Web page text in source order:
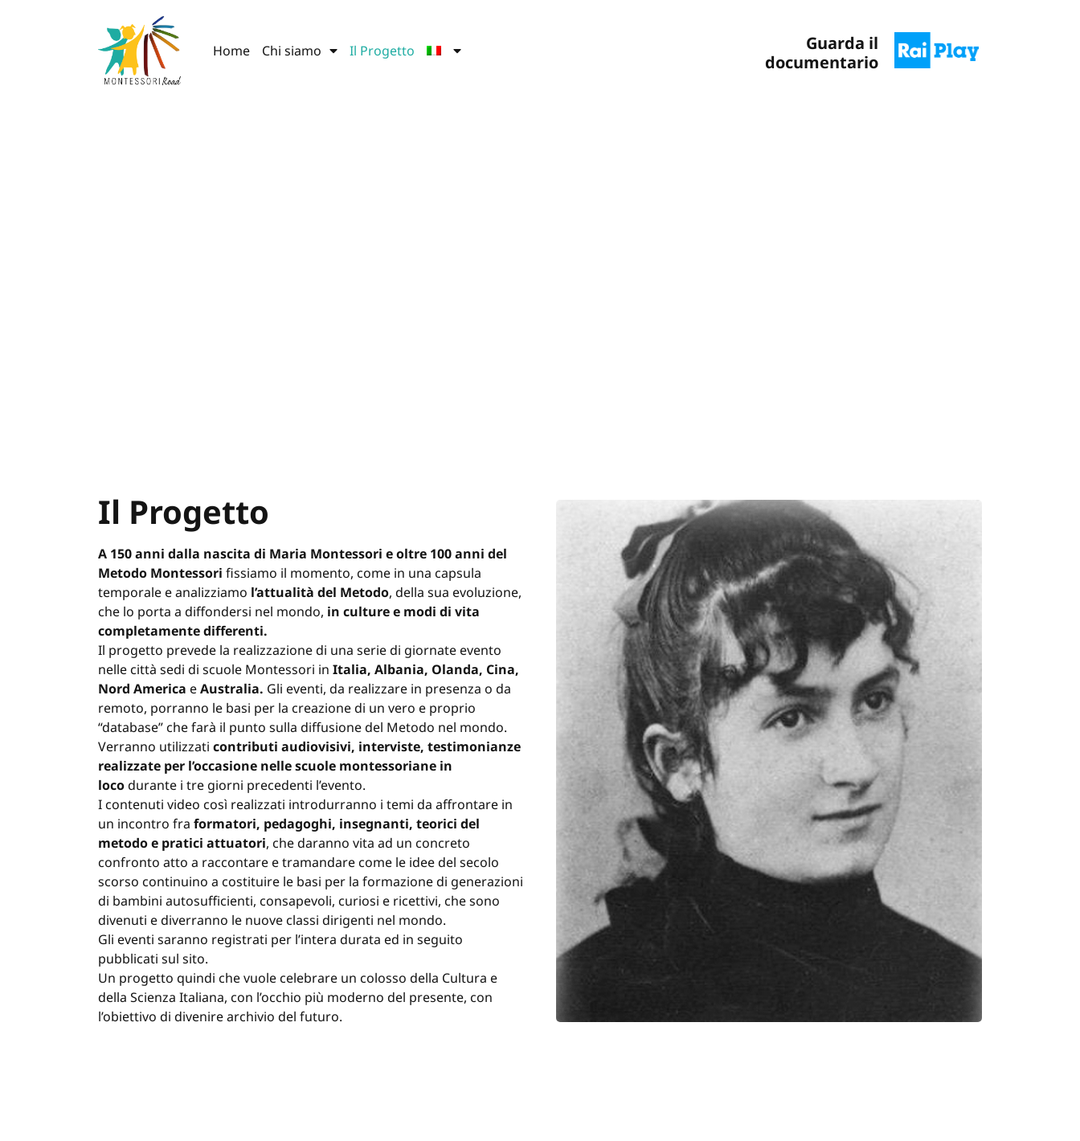
Home Chi siamo Il Progetto
Guarda il
documentario
Il Progetto
A 150 anni dalla nascita di Maria Montessori e oltre 100 anni del
Metodo Montessori fissiamo il momento, come in una capsula
temporale e analizziamo l’attualità del Metodo, della sua evoluzione,
che lo porta a diffondersi nel mondo, in culture e modi di vita
completamente differenti.
Il progetto prevede la realizzazione di una serie di giornate evento
nelle città sedi di scuole Montessori in Italia, Albania, Olanda, Cina,
Nord America eAustralia. Gli eventi, da realizzare in presenza o da
remoto, porranno le basi per la creazione di un vero e proprio
“database” che farà il punto sulla diffusione del Metodo nel mondo.
Verranno utilizzati contributi audiovisivi, interviste, testimonianze
realizzate per l’occasione nelle scuole montessoriane in
locodurante i tre giorni precedenti l’evento.
I contenuti video così realizzati introdurranno i temi da affrontare in
un incontro fra formatori, pedagoghi, insegnanti, teorici del
metodo e pratici attuatori, che daranno vita ad un concreto
confronto atto a raccontare e tramandare come le idee del secolo
scorso continuino a costituire le basi per la formazione di generazioni
di bambini autosufficienti, consapevoli, curiosi e ricettivi, che sono
divenuti e diverranno le nuove classi dirigenti nel mondo.
Gli eventi saranno registrati per l’intera durata ed in seguito
pubblicati sul sito.
Un progetto quindi che vuole celebrare un colosso della Cultura e
della Scienza Italiana, con l’occhio più moderno del presente, con
l’obiettivo di divenire archivio del futuro.